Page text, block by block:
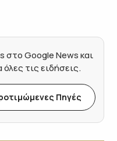
στο Google News και
τις ειδήσεις.
Πηγές